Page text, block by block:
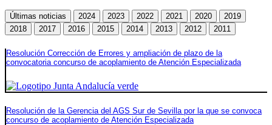
Últimas noticias 2024 2023 2022 2021 2020
2019
2018
2017 2016 2015 2014 2013 2012 2011
Resolución Corrección de Errores y ampliación de plazo de la
convocatoria concurso de acoplamiento de Atención Especializada
Resolución de la Gerencia del AGS Sur de Sevilla por la que se convoca
concurso de acoplamiento de Atención Especializada